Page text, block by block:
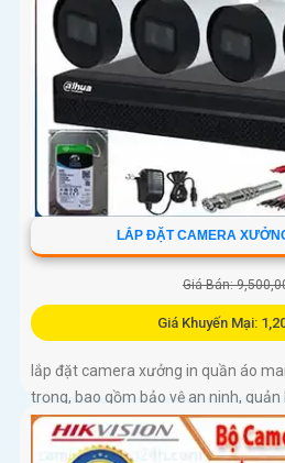
LẮP ĐẶT CAMERA
Giá Bán:
Giá Khuyến Mại:
lắp đặt camera xưởng in quần áo
trọng, bao gồm bảo vệ an ninh,
chất lượng sản phẩm, bảo vệ nhân